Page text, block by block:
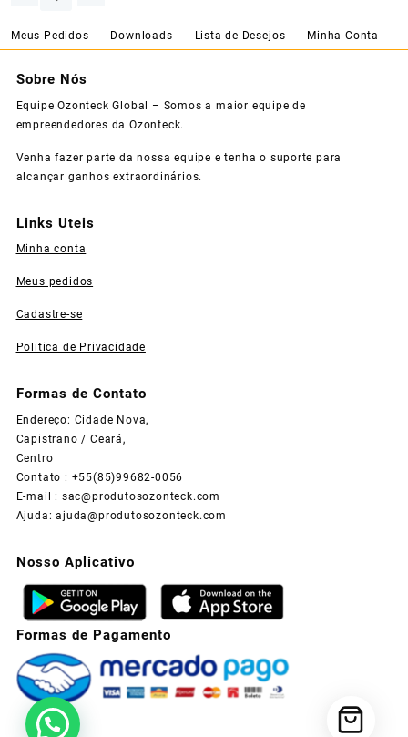
Meus Pedidos Downloads Lista de Desejos Minha Conta
Sobre Nós
Equipe Ozonteck Global – Somos a maior equipe de
empreendedores da Ozonteck.
Venha fazer parte da nossa equipe e tenha o suporte para
alcançar ganhos extraordinários.
Links Uteis
Minha conta
Meus pedidos
Cadastre-se
Politica de Privacidade
Formas de Contato
Endereço: Cidade Nova,
Capistrano / Ceará,
Centro
Contato : +55(85)99682-0056
E-mail : sac@produtosozonteck.com
Ajuda:ajuda@produtosozonteck.com
Nosso Aplicativo
Formas de Pagamento